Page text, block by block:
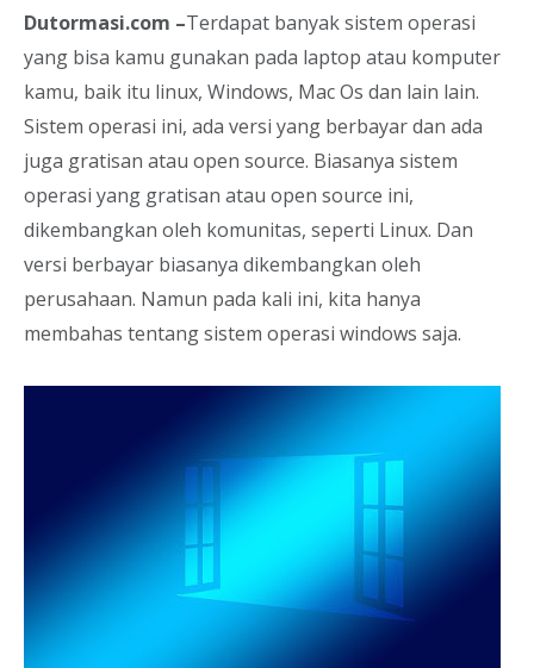
Dutormasi.com –Terdapat banyak sistem operasi
yang bisa kamu gunakan pada laptop atau komputer
kamu, baik itu linux, Windows, Mac Os dan lain lain.
Sistem operasi ini, ada versi yang berbayar dan ada
juga gratisan atau open source. Biasanya sistem
operasi yang gratisan atau open source ini,
dikembangkan oleh komunitas, seperti Linux. Dan
versi berbayar biasanya dikembangkan oleh
perusahaan. Namun pada kali ini, kita hanya
membahas tentang sistem operasi windows saja.